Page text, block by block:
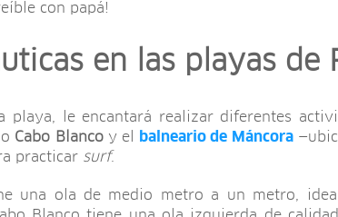
con papá!
en las playas de
le encantará realizar diferentes
Cabo Blancoy el balneario de Máncora
practicar surf.
una ola de medio metro a un metro,